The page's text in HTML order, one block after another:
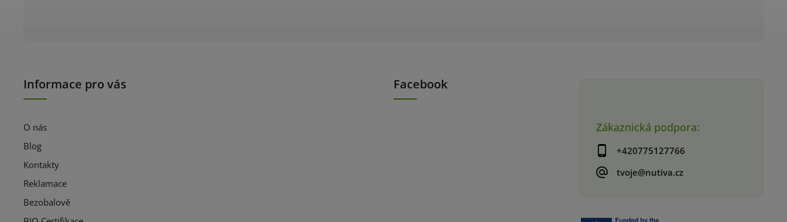
Zákaznická podpora:
+420775127766
tvoje@nutiva.cz
Informace pro vás
O nás
Blog
Kontakty
Reklamace
Bezobalově
Facebook